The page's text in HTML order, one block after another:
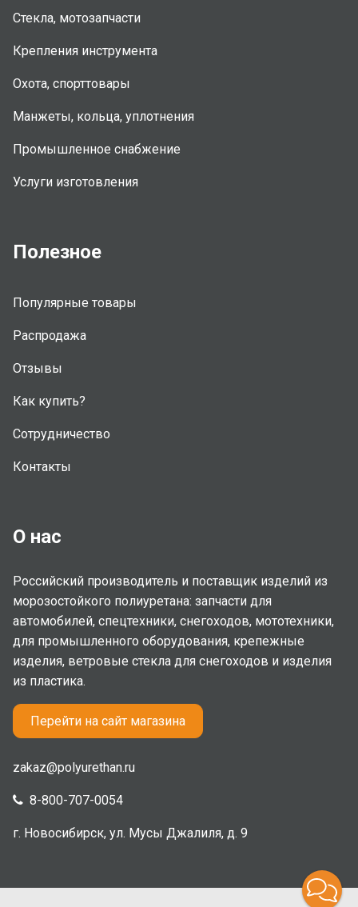
Стекла, мотозапчасти
Крепления инструмента
Охота, спорттовары
Манжеты, кольца, уплотнения
Промышленное снабжение
Услуги изготовления
Полезное
Популярные товары
Распродажа
Отзывы
Как купить?
Сотрудничество
Контакты
О нас
Российский производитель и поставщик изделий из
морозостойкого полиуретана: запчасти для
автомобилей, спецтехники, снегоходов, мототехники,
для промышленного оборудования, крепежные
изделия, ветровые стекла для снегоходов и изделия
из пластика.
Перейти на сайт магазина
zakaz@polyurethan.ru
8-800-707-0054
г. Новосибирск, ул. Мусы Джалиля, д. 9